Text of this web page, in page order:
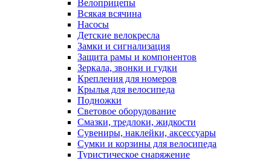
Велоприцепы
Всякая всячина
Насосы
Детские велокресла
Замки и сигнализация
Защита рамы и компонентов
Зеркала, звонки и гудки
Крепления для номеров
Крылья для велосипеда
Подножки
Световое оборудование
Смазки, тредлоки, жидкости
Сувениры, наклейки, аксессуары
Сумки и корзины для велосипеда
Туристическое снаряжение